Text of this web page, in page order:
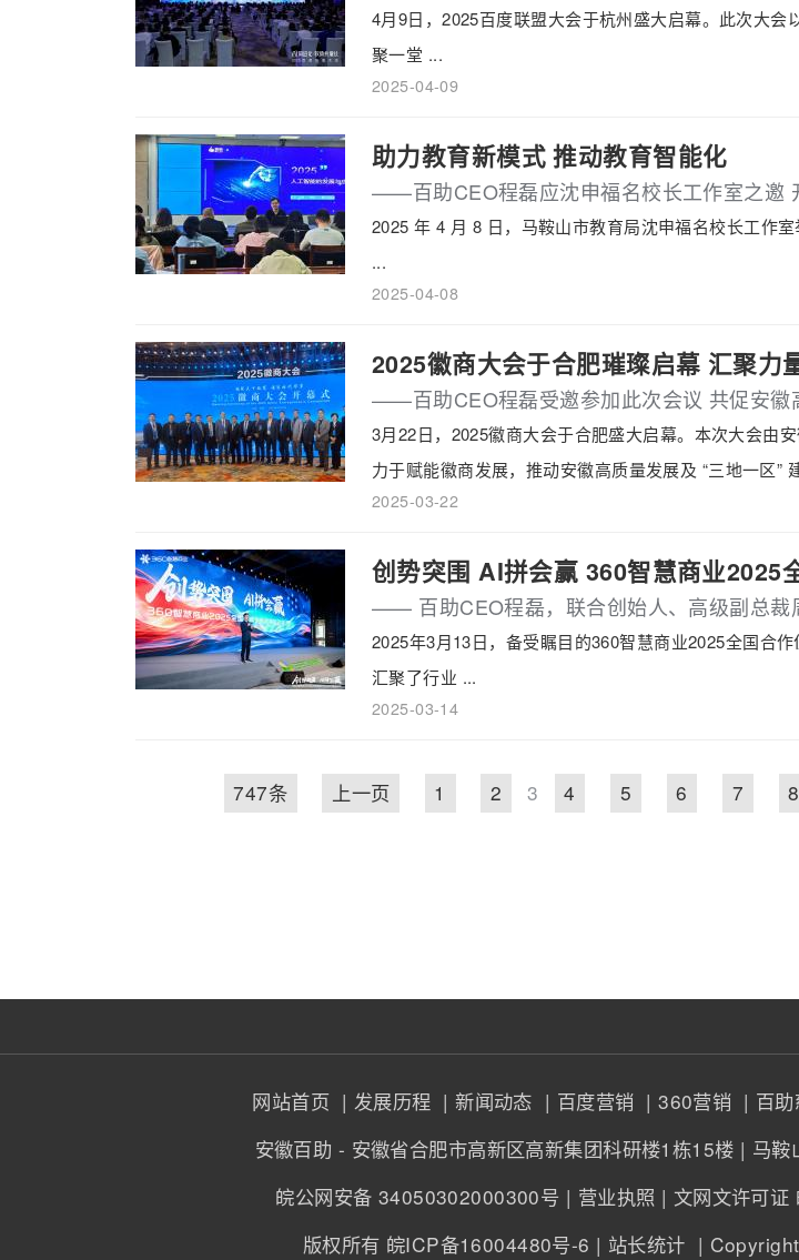
4月9日，2025百度联盟大会于杭州盛大启幕。此次大
聚一堂 ...
2025-04-09
助力教育新模式 推动教育智能化
——百助CEO程磊应沈申福名校长工作室之邀
2025 年 4 月 8 日，马鞍山市教育局沈申福名校长工作
...
2025-04-08
2025徽商大会于合肥璀璨启幕 汇聚力
——百助CEO程磊受邀参加此次会议 共促安徽
3月22日，2025徽商大会于合肥盛大启幕。本次大会由
力于赋能徽商发展，推动安徽高质量发展及 “三地一区”
2025-03-22
创势突围 AI拼会赢 360智慧商业2025
—— 百助CEO程磊，联合创始人、高级副总裁
2025年3月13日，备受瞩目的360智慧商业2025全国合
汇聚了行业 ...
2025-03-14
747条 上一页 1 2 3 4 5 6 7 8
网站首页 | 发展历程 | 新闻动态 | 百度营销 | 360营销 | 百
安徽百助 - 安徽省合肥市高新区高新集团科研楼1栋15楼 | 马
皖公网安备 34050302000300号 | 营业执照 | 文网文许可
版权所有 皖ICP备16004480号-6 | 站长统计 |